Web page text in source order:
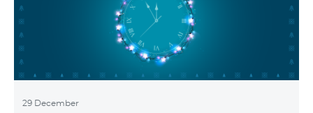
29 December